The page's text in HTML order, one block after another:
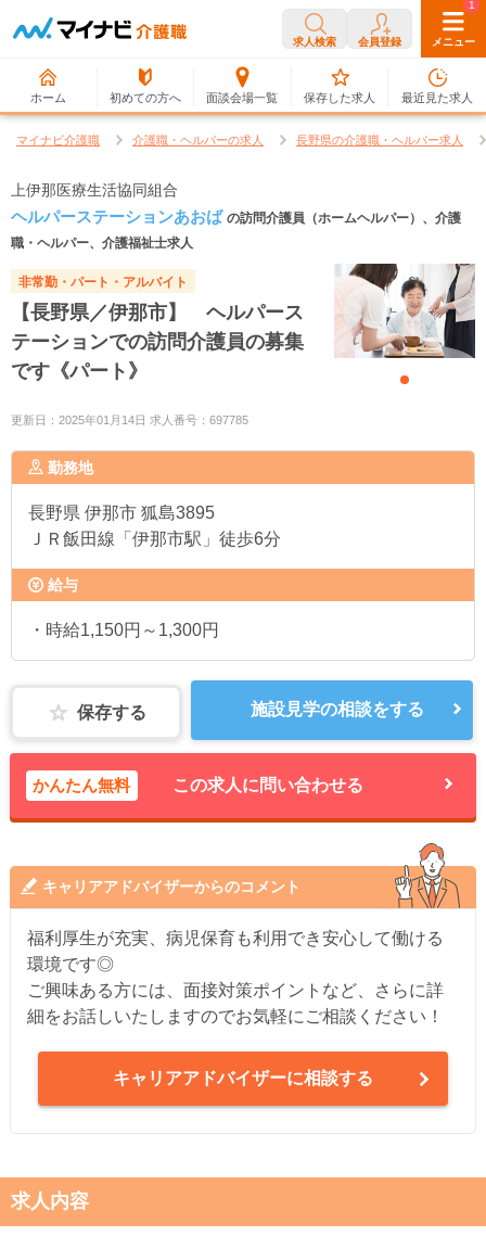
求人検索 会員登録 メニュー
ホーム 初めての方へ 面談会場一覧
0
保存した求人
1
最近見た求人
マイナビ介護職 介護職・ヘルパーの求人 長野県の介護職・ヘルパー求人
上伊那医療生活協同組合
ヘルパーステーションあおば の訪問介護員（ホームヘルパー）、介護
職・ヘルパー、介護福祉士求人
非常勤・パート・アルバイト
【長野県／伊那市】 ヘルパース
テーションでの訪問介護員の募集
です《パート》
更新日：2025年01月14日 求人番号：697785
勤務地
長野県 伊那市 狐島3895
ＪＲ飯田線「伊那市駅」徒歩6分
給与
・時給1,150円～1,300円
保存する 施設見学の相談をする
かんたん無料 この求人に問い合わせる
キャリアアドバイザーからのコメント
福利厚生が充実、病児保育も利用でき安心して働ける
環境です◎
ご興味ある方には、面接対策ポイントなど、さらに詳
細をお話しいたしますのでお気軽にご相談ください！
キャリアアドバイザーに相談する
求人内容